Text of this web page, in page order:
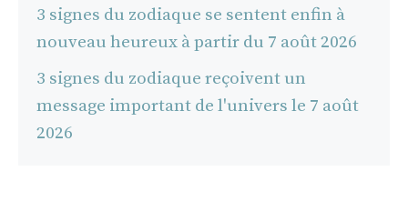
3 signes du zodiaque se sentent enfin à
nouveau heureux à partir du 7 août 2026
3 signes du zodiaque reçoivent un
message important de l'univers le 7 août
2026